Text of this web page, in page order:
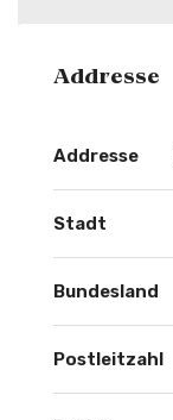
Addresse
Addresse
Stadt
Bundesland
Postleitzahl